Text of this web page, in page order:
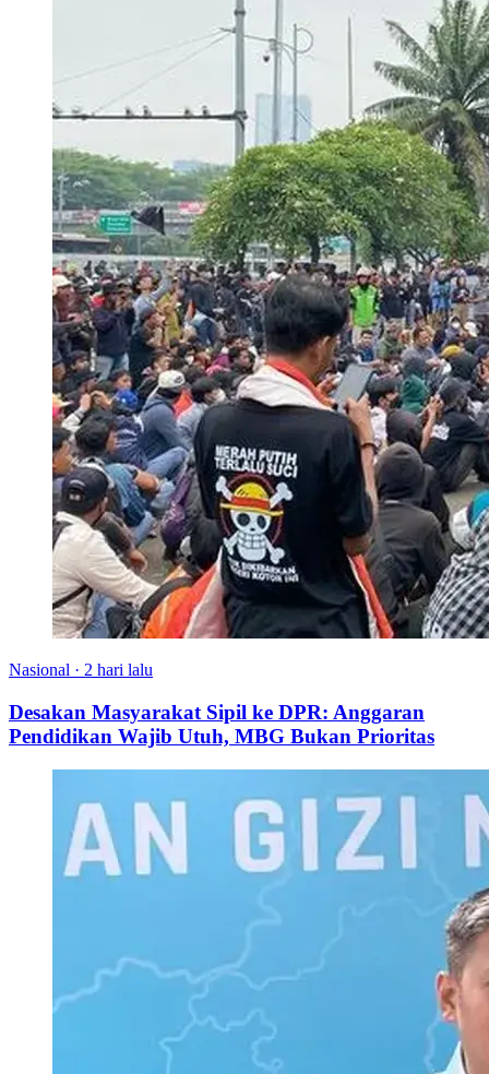
Nasional · 2 hari lalu
Desakan Masyarakat Sipil ke DPR: Anggaran
Pendidikan Wajib Utuh, MBG Bukan Prioritas